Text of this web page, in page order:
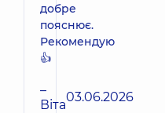
добре
пояснює.
Рекомендую
👍
–
Віта03.06.2026